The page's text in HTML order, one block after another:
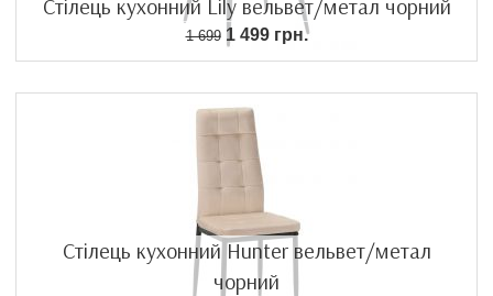
Стілець кухонний Lily вельвет/метал чорний
1 6991 499 грн.
Стілець кухонний Hunter вельвет/метал
чорний